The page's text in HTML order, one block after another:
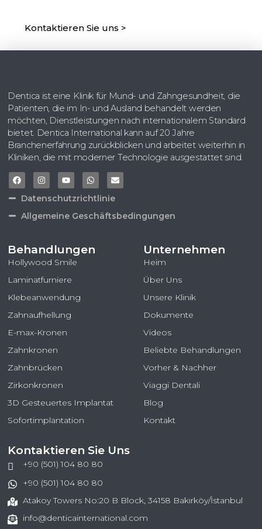
Kontaktieren Sie uns >
Dentica ist eine Klinik für Mund- und Zahngesundheit, die
Patienten, die im In- und Ausland behandelt werden
möchten, Dienstleistungen nach internationalem Standard
bietet. Dentica International kann auf 20 Jahre
Branchenerfahrung zurückblicken und arbeitet weiterhin in
Kliniken, die mit moderner Technologie ausgestattet sind.
Datenschutzrichtlinie
Allgemeine Geschäftsbedingungen
Behandlungen
Hollywood Smile
Laminatfurniere
Klebeanwendung
Zahnaufhellung
E-max-Kronen
Zahnkronen
Zahnbrücken
Zirkonkronen
3D Gesteuertes Implantat
Sofortimplantation
Unternehmen
Heim
Über Uns
Unsere Klinik
Dokumente
Videos
Beliebte Behandlungen
Vorher & Nachher
Viaggi Dentali
Blog
Kontakt
Kontaktieren Sie Uns
+90 (501) 104 80 80
+90 (501) 104 80 80
Atakoy Towers No:20 B Block, 34158 Bakırköy/İstanbul
info@denticainternational.com